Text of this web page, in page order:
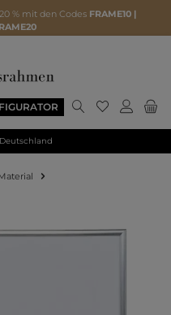
% mit den Codes FRAME10 |